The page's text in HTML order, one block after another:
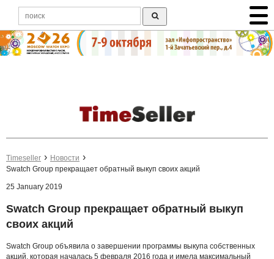
Timeseller
Новости
Swatch Group прекращает обратный выкуп своих акций
25 January 2019
Swatch Group прекращает обратный выкуп
своих акций
Swatch Group объявила о завершении программы выкупа собственных
акций, которая началась 5 февраля 2016 года и имела максимальный